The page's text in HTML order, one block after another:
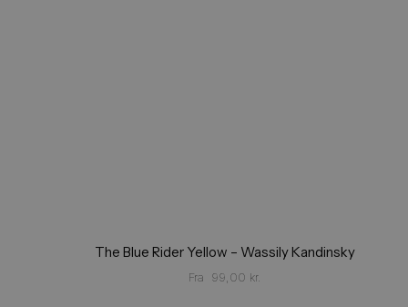
The Blue Rider Yellow – Wassily Kandinsky
Fra 99,00 kr.